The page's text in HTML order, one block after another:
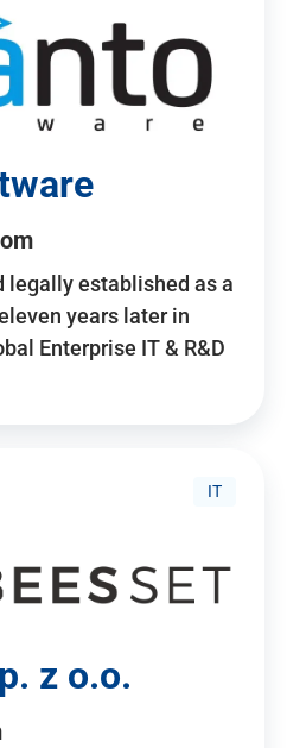
legally established as a
years later in
Enterprise IT & R&D
IT
z o.o.